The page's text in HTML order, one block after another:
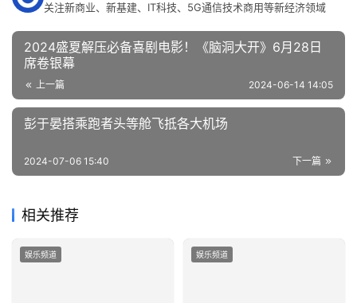
关注新商业、新基建、IT科技、5G通信技术商用等新经济领域
2024盛夏解压必备喜剧电影！《脑洞大开》6月28日
席卷银幕
上一篇 2024-06-14 14:05
彭于晏搭乘跑者头等舱飞抵各大机场
下一篇
2024-07-06 15:40
相关推荐
娱乐频道 娱乐频道